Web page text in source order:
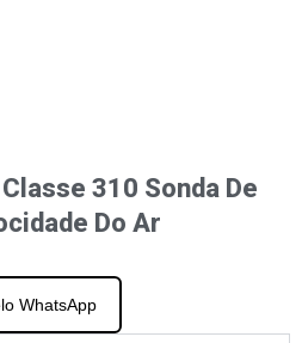
310 Sonda De
Do Ar
WhatsApp